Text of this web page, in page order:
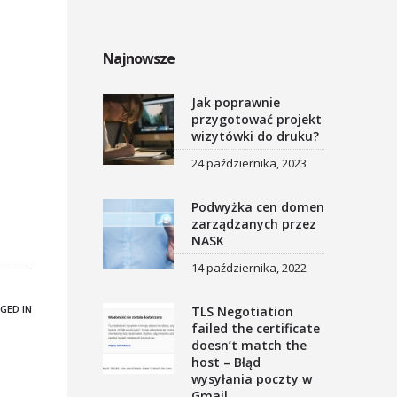
IN
Najnowsze
Jak poprawnie
przygotować projekt
wizytówki do druku?
24 października, 2023
Podwyżka cen domen
zarządzanych przez
NASK
14 października, 2022
TLS Negotiation
failed the certificate
doesn’t match the
host – Błąd
wysyłania poczty w